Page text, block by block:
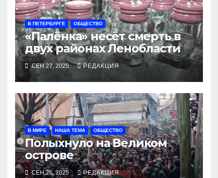
В ПЕТЕРБУРГЕ ОБЩЕСТВО
«Палёнка» несёт смерть в
двух районах Ленобласти
СЕН 27, 2025 РЕДАКЦИЯ
В МИРЕ НАША ТЕМА ОБЩЕСТВО
Полыхнуло на Великом
острове
СЕН 26, 2025 РЕДАКЦИЯ